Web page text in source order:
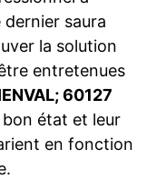
dernier saura
la solution
entretenues
60127
état et leur
en fonction